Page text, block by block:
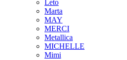
Leto
Marta
MAY
MERCI
Metallica
MICHELLE
Mimi